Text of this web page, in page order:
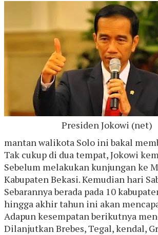
Presiden Jokowi (net)
mantan walikota Solo ini bakal
Tak cukup di dua tempat, Jokowi
Sebelum melakukan kunjungan ke
Kabupaten Bekasi. Kemudian hari
Sebarannya berada pada 10
hingga akhir tahun ini akan
Adapun kesempatan berikutnya
Dilanjutkan Brebes, Tegal, kendal,